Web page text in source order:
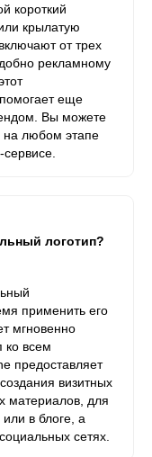
короткий
крылатую
от трех
рекламному
еще
Вы можете
на любом этапе
логотип?
применить его
мгновенно
ко всем
предоставляет
визитных
материалов, для
в блоге, а
сетях.